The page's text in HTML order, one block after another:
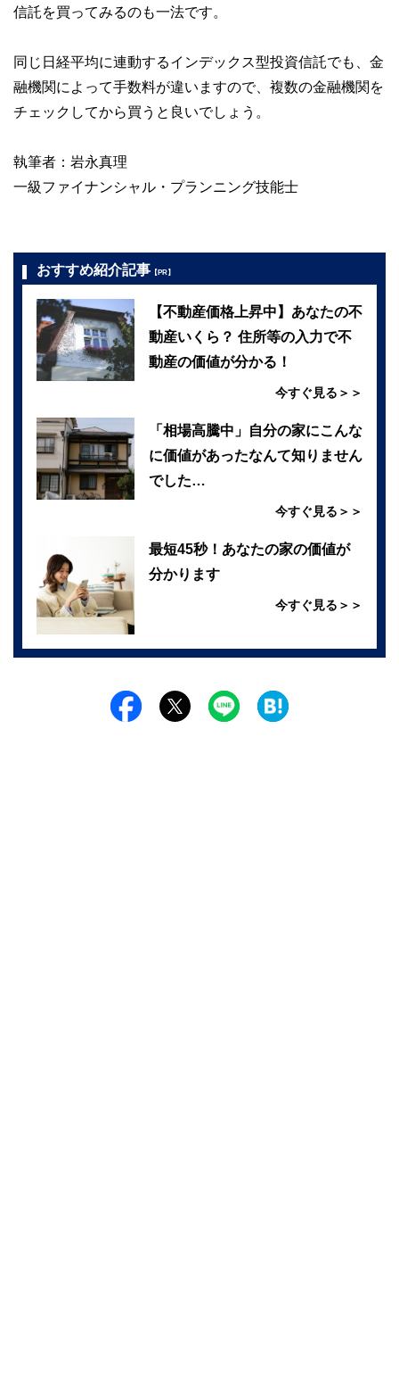
信託を買ってみるのも一法です。
同じ日経平均に連動するインデックス型投資信託でも、金
融機関によって手数料が違いますので、複数の金融機関を
チェックしてから買うと良いでしょう。
執筆者：岩永真理
一級ファイナンシャル・プランニング技能士
おすすめ紹介記事 【PR】
【不動産価格上昇中】あなたの不
動産いくら？ 住所等の入力で不
動産の価値が分かる！
今すぐ見る＞＞
「相場高騰中」自分の家にこんな
に価値があったなんて知りません
でした…
今すぐ見る＞＞
最短45秒！あなたの家の価値が
分かります
今すぐ見る＞＞